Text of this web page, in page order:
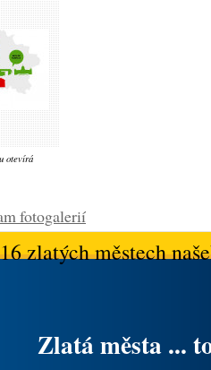
otevírá
fotogalerií
zlatých městech
Zlatá města ...